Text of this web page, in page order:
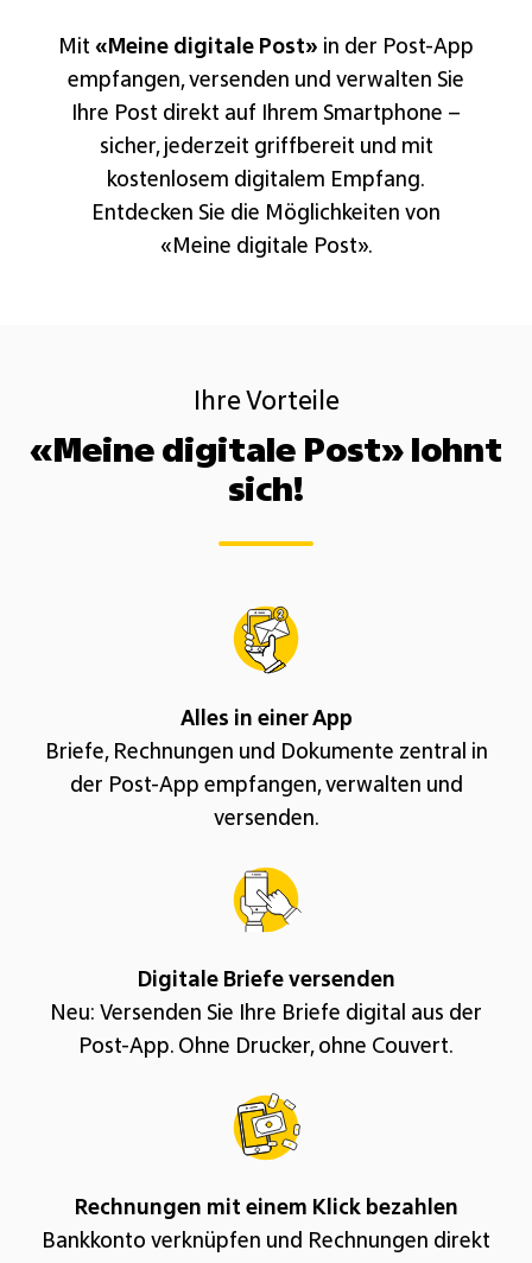
Mit «Meine digitale Post» in der Post-App
empfangen, versenden und verwalten Sie
Ihre Post direkt auf Ihrem Smartphone –
sicher, jederzeit griffbereit und mit
kostenlosem digitalem Empfang.
Entdecken Sie die Möglichkeiten von
«Meine digitale Post».
Ihre Vorteile
«Meine digitale Post» lohnt
sich!
Alles in einer App
Briefe, Rechnungen und Dokumente zentral in
der Post-App empfangen, verwalten und
versenden.
Digitale Briefe versenden
Neu: Versenden Sie Ihre Briefe digital aus der
Post-App. Ohne Drucker, ohne Couvert.
Rechnungen mit einem Klick bezahlen
Bankkonto verknüpfen und Rechnungen direkt